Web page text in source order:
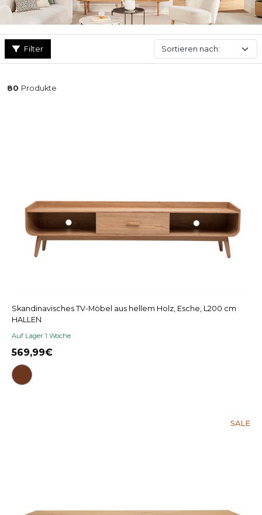
Filter
80 Produkte
Skandinavisches TV-Möbel aus hellem Holz, Esche, L200 cm
HALLEN
Auf Lager 1 Woche
569,99
SALE